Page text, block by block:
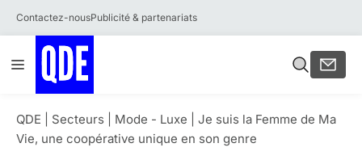
Contactez-nousPublicité & partenariats
au
contenu
Menu
QDE Secteurs Mode - Luxe
Je suis la Femme de Ma
Vie, une coopérative unique en son genre